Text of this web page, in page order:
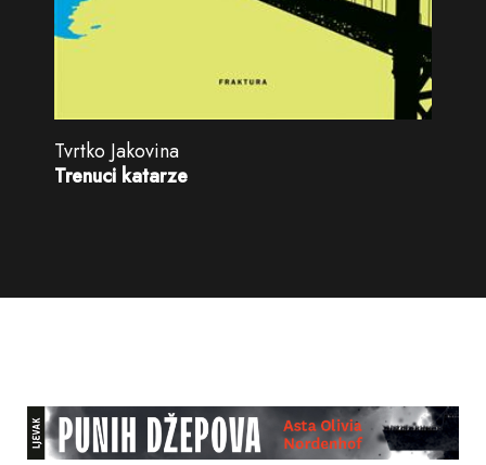
Tvrtko Jakovina
Trenuci katarze